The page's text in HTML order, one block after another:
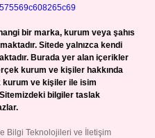
bir marka, kurum veya şahıs
Sitede yalnızca kendi
Burada yer alan içerikler
kurum ve kişiler hakkında
kurum ve kişiler ile isim
bilgiler taslak
Bilgi Teknolojileri ve İletişim